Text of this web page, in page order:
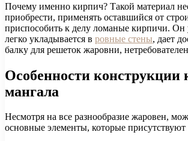
Почему именно кирпич? Такой материал
приобрести, применять оставшийся от
приспособить к делу ломаные кирпичи. Он
легко укладывается в ровные стены, дает
балку для решеток жаровни,
Особенности конструкции
мангала
Несмотря на все разнообразие жаровен,
основные элементы, которые присутствуют